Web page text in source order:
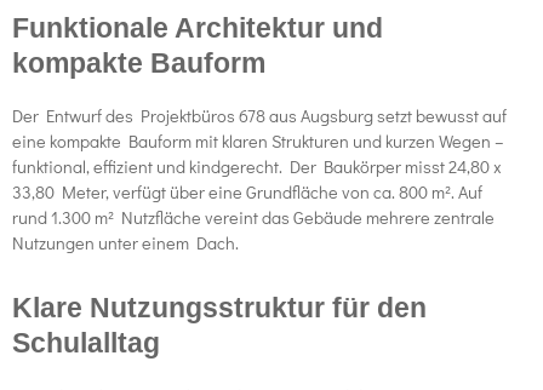
Funktionale Architektur und
kompakte Bauform
Der Entwurf des Projektbüros 678 aus Augsburg setzt bewusst auf
eine kompakte Bauform mit klaren Strukturen und kurzen Wegen –
funktional, effizient und kindgerecht. Der Baukörper misst 24,80 x
33,80 Meter, verfügt über eine Grundfläche von ca. 800 m². Auf
rund 1.300 m² Nutzfläche vereint das Gebäude mehrere zentrale
Nutzungen unter einem Dach.
Klare Nutzungsstruktur für den
Schulalltag